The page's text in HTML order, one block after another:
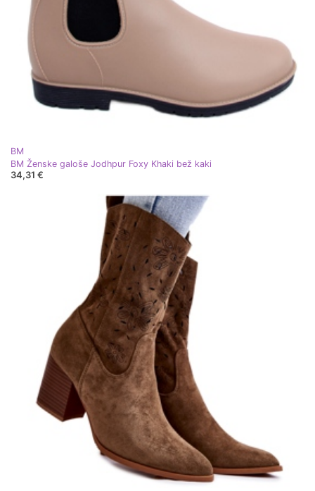
BM
BM Ženske galoše Jodhpur Foxy Khaki bež kaki
34,31 €